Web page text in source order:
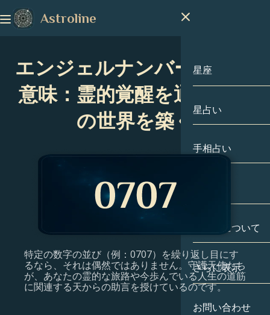
Astroline
星座
星座
山羊座
牡羊座
牡牛座
双子座
星占い
手相占い
出生図
有名人
日付別
私たちについて
さらに表示
相性
お問い合わせ
エンジェルナンバー0707の
意味：霊的覚醒を通じて夢
の世界を築く
特定の数字の並び（例：0707）を繰り返し目にす
るなら、それは偶然ではありません。守護天使たち
が、あなたの霊的な旅路や今歩んでいる人生の道筋
に関連する天からの助言を授けているのです。